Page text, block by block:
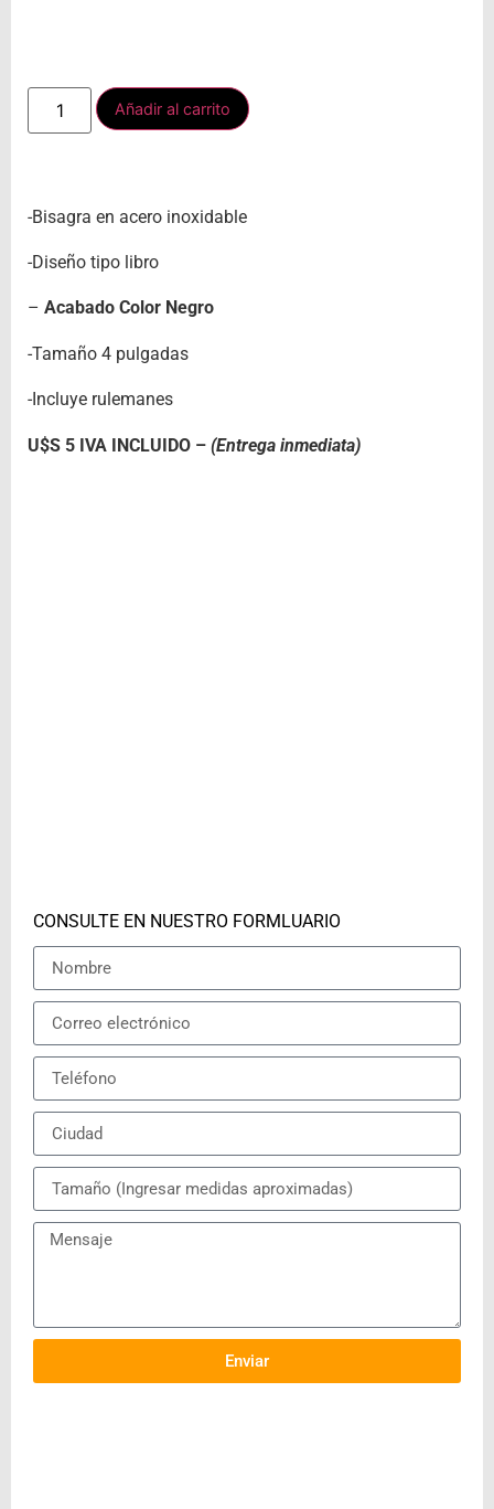
Añadir al carrito
-Bisagra en acero inoxidable
-Diseño tipo libro
– Acabado Color Negro
-Tamaño 4 pulgadas
-Incluye rulemanes
U$S 5 IVA INCLUIDO – (Entrega inmediata)
CONSULTE EN NUESTRO FORMLUARIO
Enviar